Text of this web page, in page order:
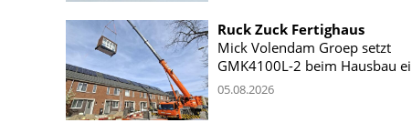
Ruck Zuck Fertighaus
Mick Volendam Groep setzt
GMK4100L-2 beim Hausbau
05.08.2026